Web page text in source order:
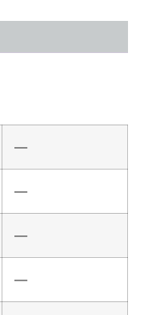
—
—
—
—